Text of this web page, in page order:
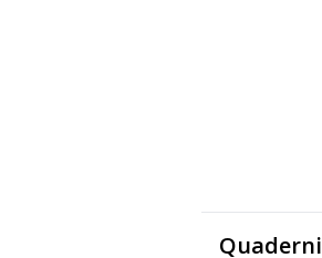
Quaderni